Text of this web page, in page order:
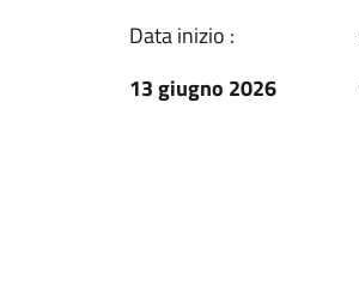
Data inizio :
13 giugno 2026